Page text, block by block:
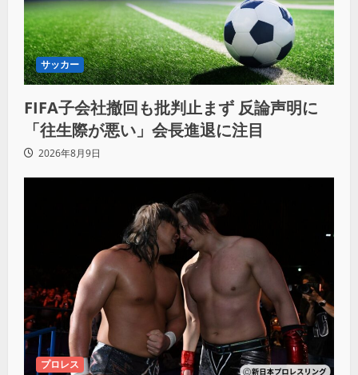
サッカー
FIFA子会社撤回も批判止まず 反論声明に
「往生際が悪い」会長進退に注目
2026年8月9日
プロレス